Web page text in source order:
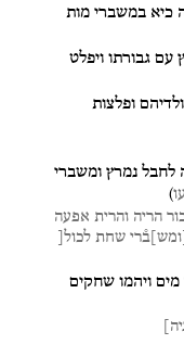
כיא במשברי מות
עם גבורתו ויפלט
ופלצות
לחבל נמרץ ומשברי
)
הריה והרית אפעה
ומש ב֯רי שחת לכול[
מים ויהמו שחקים